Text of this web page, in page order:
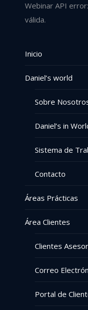
Webinar API
válida.
Inicio
Daniel’s world
Sobre
Daniel’s in
Sistema de
Contacto
Áreas Prácticas
Área Clientes
Clientes
Correo
Portal de